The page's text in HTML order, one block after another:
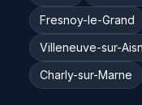
Fresnoy-le-Grand
Villeneuve-sur-
Charly-sur-Marne